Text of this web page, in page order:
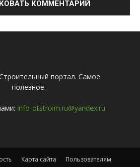
портал. Самое
полезное.
info-otstroim.ru@yandex.ru
Карта сайта Пользователям